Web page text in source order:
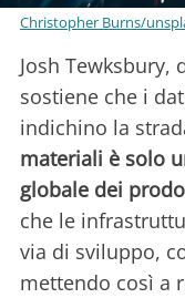
Christopher Burns/
Josh Tewksbury,
sostiene che i
indichino la
materiali è solo
globale dei
che le
via di sviluppo,
mettendo così a